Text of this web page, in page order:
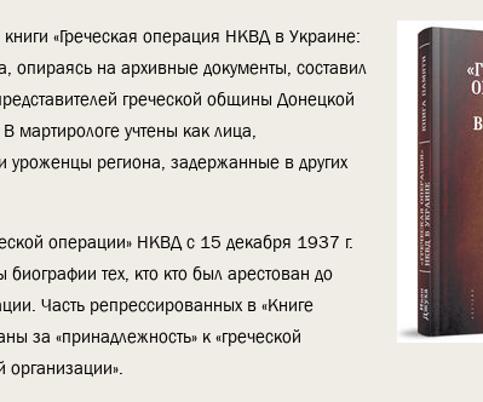
«Греческая операция НКВД в Украине:
опираясь на архивные документы, составил
греческой общины Донецкой
мартирологе учтены как лица,
уроженцы региона, задержанные в других
операции» НКВД с 15 декабря 1937 г.
тех, кто кто был арестован до
Часть репрессированных в «Книге
за «принадлежность» к «греческой